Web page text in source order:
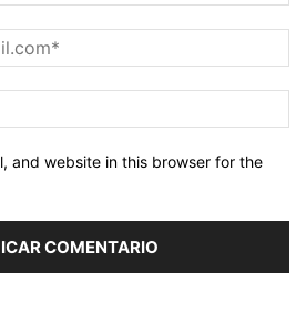
and website in this browser for the